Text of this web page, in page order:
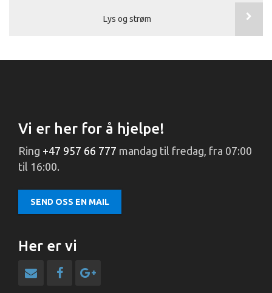
Lys og strøm
Vi er her for å hjelpe!
Ring +47 957 66 777 mandag til fredag, fra 07:00
til 16:00.
SEND OSS EN MAIL
Her er vi